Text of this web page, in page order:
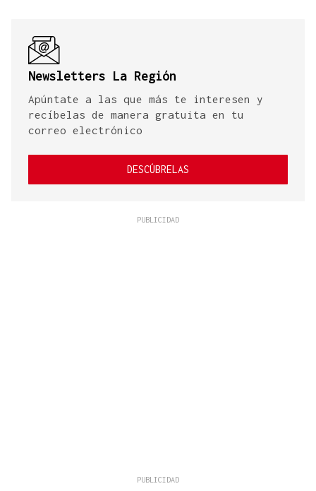
Newsletters La Región
Apúntate a las que más te interesen y
recíbelas de manera gratuita en tu
correo electrónico
DESCÚBRELAS